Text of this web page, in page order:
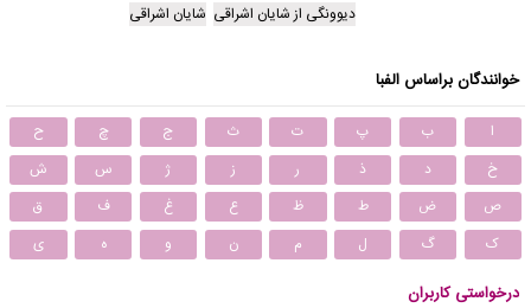
دیوونگی از شایان اشراقی شایان اشراقی
خوانندگان براساس الفبا
ا ب پ ت ث ج چ
ح
خ
د ذ ر ز ژ س
ش
ص
ض ط ظ ع غ ف
ق
ک
گ ل م ن و ه ی
درخواستی کاربران